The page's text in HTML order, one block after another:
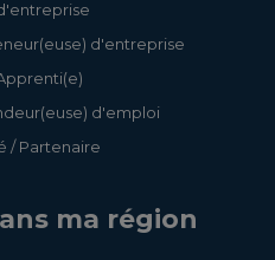
d'entreprise
d'emploi
/ Partenaire
ma région